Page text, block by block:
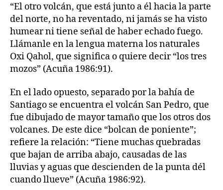
“El otro volcán, que está junto a él hacia la parte
del norte, no ha reventado, ni jamás se ha visto
humear ni tiene señal de haber echado fuego.
Llámanle en la lengua materna los naturales
Oxi Qahol, que significa o quiere decir “los tres
mozos” (Acuña 1986:91).
En el lado opuesto, separado por la bahía de
Santiago se encuentra el volcán San Pedro, que
fue dibujado de mayor tamaño que los otros dos
volcanes. De este dice “bolcan de poniente”;
refiere la relación: “Tiene muchas quebradas
que bajan de arriba abajo, causadas de las
lluvias y aguas que descienden de la punta dél
cuando llueve” (Acuña 1986:92).